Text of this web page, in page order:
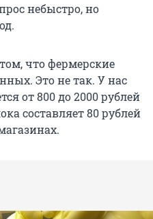
небыстро, но
что фермерские
Это не так. У нас
от 800 до 2000 рублей
составляет 80 рублей